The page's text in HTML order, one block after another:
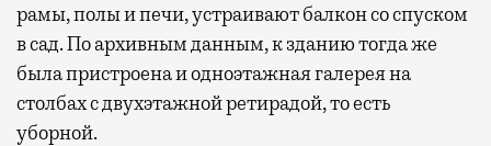
рамы, полы и печи, устраивают балкон со спуском
в сад. По архивным данным, к зданию тогда же
была пристроена и одноэтажная галерея на
столбах с двухэтажной ретирадой, то есть
уборной.